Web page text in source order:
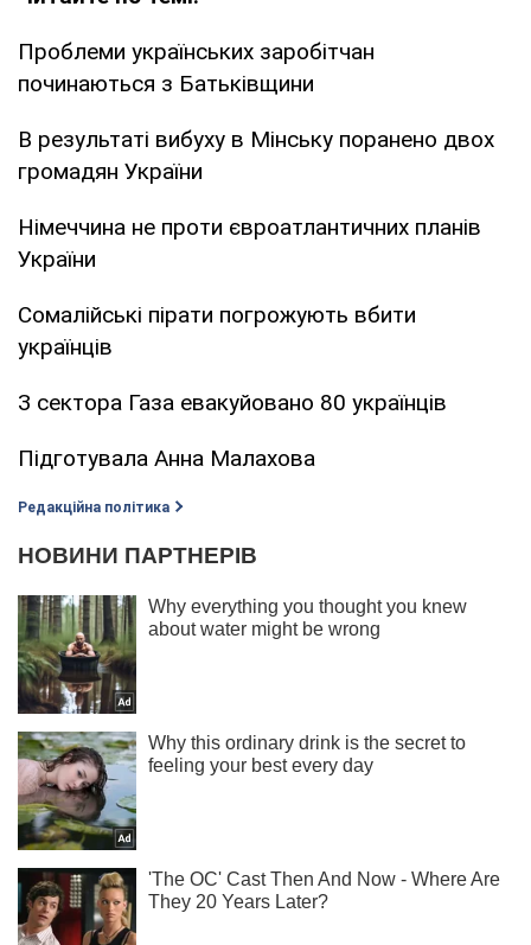
Проблеми українських заробітчан
починаються з Батьківщини
В результаті вибуху в Мінську поранено двох
громадян України
Німеччина не проти євроатлантичних планів
України
Сомалійські пірати погрожують вбити
українців
З сектора Газа евакуйовано 80 українців
Підготувала Анна Малахова
Редакційна політика